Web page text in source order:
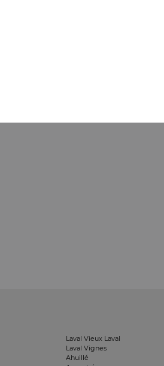
Laval Vieux Laval
Laval Vignes
Ahuillé